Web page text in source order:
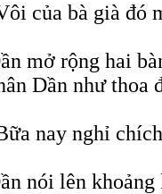
của bà già đó
mở rộng hai
Dần như thoa
nay nghỉ
nói lên